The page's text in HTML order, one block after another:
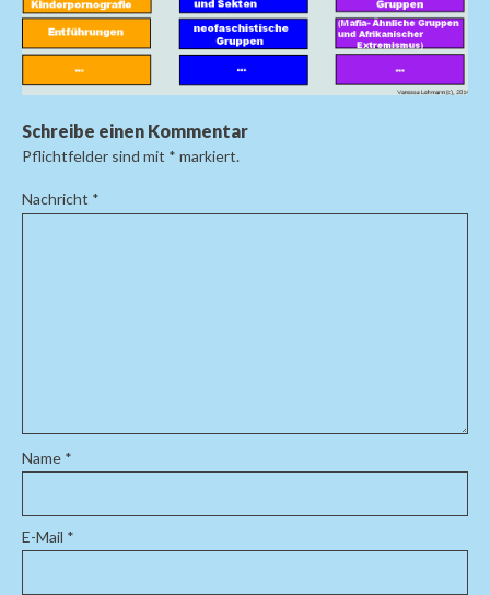
Schreibe einen Kommentar
Pflichtfelder sind mit * markiert.
Nachricht *
Name *
E-Mail *